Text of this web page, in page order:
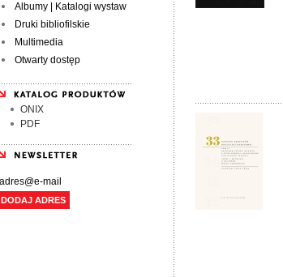
Albumy | Katalogi wystaw
Druki bibliofilskie
Multimedia
Otwarty dostęp
ONIX
PDF
DODAJ ADRES